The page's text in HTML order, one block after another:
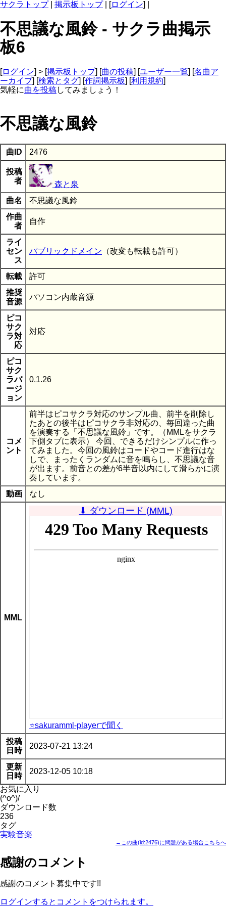
サクラトップ| 掲示板トップ| [ログイン] |
不思議な風鈴 - サクラ曲掲示
板6
[ログイン] > [掲示板トップ] [曲の投稿] [ユーザー一覧] [名曲ア
ーカイブ] [検索とタグ] [作詞掲示板] [利用規約]
気軽に曲を投稿してみましょう！
不思議な風鈴
曲ID 2476
投稿
者
森と泉
曲名
不思議な風鈴
作曲
者
自作
ライ
セン
ス
パブリックドメイン （改変も転載も許可）
転載
許可
推奨
音源
パソコン内蔵音源
ピコ
サク
ラ対
応
対応
ピコ
サク
ラバ
ージ
ョン
0.1.26
コメ
ント
前半はピコサクラ対応のサンプル曲、前半を削除し
たあとの後半はピコサクラ非対応の、毎回違った曲
を演奏する「不思議な風鈴」です。（MMLをサクラ
下側タブに表示） 今回、できるだけシンプルに作っ
てみました。今回の風鈴はコードやコード進行はな
しで、まったくランダムに音を鳴らし、不思議な音
が出ます。前音との差が6半音以内にして滑らかに演
奏しています。
動画
なし
MML
⬇ ダウンロード (MML)
⭐sakuramml-playerで聞く
投稿
日時
2023-07-21 13:24
更新
日時
2023-12-05 10:18
お気に入り
(^o^)/
ダウンロード数
236
タグ
実験音楽
→この曲(id:2476)に問題がある場合こちらへ
感謝のコメント
感謝のコメント募集中です!!
ログインするとコメントをつけられます。